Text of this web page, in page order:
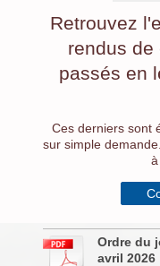
Retrouvez
rendus de
passés en
Ces derniers sont
sur simple
Ordre du
avril 2026